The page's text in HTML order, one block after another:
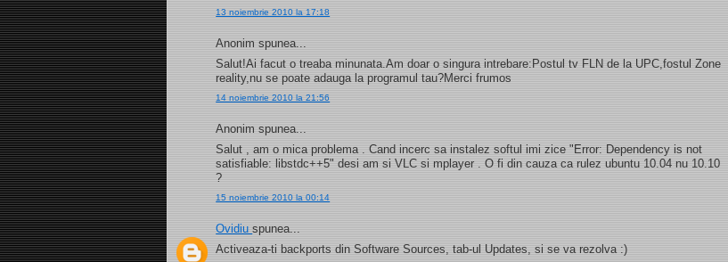
13 noiembrie 2010 la 17:18
Anonim spunea...
Salut!Ai facut o treaba minunata.Am doar o singura intrebare:Postul tv FLN de la UPC,fostul Zone
reality,nu se poate adauga la programul tau?Merci frumos
14 noiembrie 2010 la 21:56
Anonim spunea...
Salut , am o mica problema . Cand incerc sa instalez softul imi zice "Error: Dependency is not
satisfiable: libstdc++5" desi am si VLC si mplayer . O fi din cauza ca rulez ubuntu 10.04 nu 10.10
?
15 noiembrie 2010 la 00:14
Ovidiuspunea...
Activeaza-ti backports din Software Sources, tab-ul Updates, si se va rezolva :)